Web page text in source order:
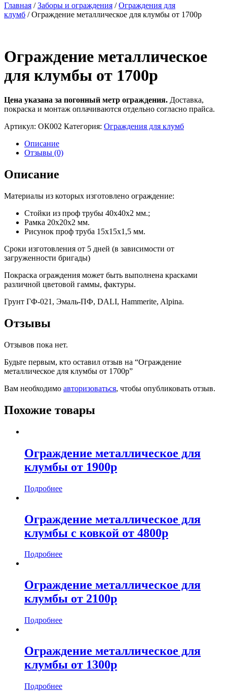
Главная /Заборы и ограждения /Ограждения для
клумб / Ограждение металлическое для клумбы от 1700р
Ограждение металлическое
для клумбы от 1700р
Цена указана за погонный метр ограждения. Доставка,
покраска и монтаж оплачиваются отдельно согласно прайса.
Артикул: ОК002 Категория: Ограждения для клумб
Описание
Отзывы (0)
Описание
Материалы из которых изготовлено ограждение:
Стойки из проф трубы 40х40х2 мм.;
Рамка 20х20х2 мм.
Рисунок проф труба 15х15х1,5 мм.
Сроки изготовления от 5 дней (в зависимости от
загруженности бригады)
Покраска ограждения может быть выполнена красками
различной цветовой гаммы, фактуры.
Грунт ГФ-021, Эмаль-ПФ, DALI, Hammerite, Alpina.
Отзывы
Отзывов пока нет.
Будьте первым, кто оставил отзыв на “Ограждение
металлическое для клумбы от 1700р”
Вам необходимо авторизоваться, чтобы опубликовать отзыв.
Похожие товары
Ограждение металлическое для
клумбы от 1900р
Подробнее
Ограждение металлическое для
клумбы с ковкой от 4800р
Подробнее
Ограждение металлическое для
клумбы от 2100р
Подробнее
Ограждение металлическое для
клумбы от 1300р
Подробнее